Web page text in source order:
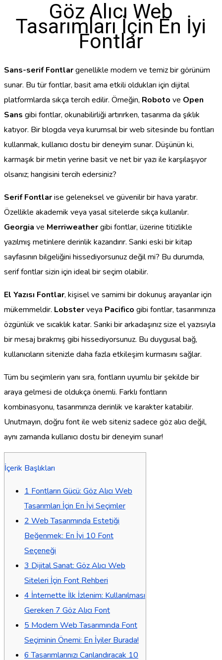
Göz Alıcı Web
Tasarımları İçin En İyi
Fontlar
Sans-serif Fontlargenellikle modern ve temiz bir görünüm
sunar. Bu tür fontlar, basit ama etkili oldukları için dijital
platformlarda sıkça tercih edilir. Örneğin, Roboto ve Open
Sans gibi fontlar, okunabilirliği artırırken, tasarıma da şıklık
katıyor. Bir blogda veya kurumsal bir web sitesinde bu fontları
kullanmak, kullanıcı dostu bir deneyim sunar. Düşünün ki,
karmaşık bir metin yerine basit ve net bir yazı ile karşılaşıyor
olsanız; hangisini tercih edersiniz?
Serif Fontlarise geleneksel ve güvenilir bir hava yaratır.
Özellikle akademik veya yasal sitelerde sıkça kullanılır.
Georgia ve Merriweathergibi fontlar, üzerine titizlikle
yazılmış metinlere derinlik kazandırır. Sanki eski bir kitap
sayfasının bilgeliğini hissediyorsunuz değil mi? Bu durumda,
serif fontlar sizin için ideal bir seçim olabilir.
El Yazısı Fontlar, kişisel ve samimi bir dokunuş arayanlar için
mükemmeldir. Lobsterveya Pacifico gibi fontlar, tasarımınıza
özgünlük ve sıcaklık katar. Sanki bir arkadaşınız size el yazısıyla
bir mesaj bırakmış gibi hissediyorsunuz. Bu duygusal bağ,
kullanıcıların sitenizle daha fazla etkileşim kurmasını sağlar.
Tüm bu seçimlerin yanı sıra, fontların uyumlu bir şekilde bir
araya gelmesi de oldukça önemli. Farklı fontların
kombinasyonu, tasarımınıza derinlik ve karakter katabilir.
Unutmayın, doğru font ile web siteniz sadece göz alıcı değil,
aynı zamanda kullanıcı dostu bir deneyim sunar!
İçerik Başlıkları
1 Fontların Gücü: Göz Alıcı Web
Tasarımları İçin En İyi Seçimler
2 Web Tasarımında Estetiği
Beğenmek: En İyi 10 Font
Seçeneği
3 Dijital Sanat: Göz Alıcı Web
Siteleri İçin Font Rehberi
4 İnternette İlk İzlenim: Kullanılması
Gereken 7 Göz Alıcı Font
5 Modern Web Tasarımında Font
Seçiminin Önemi: En İyiler Burada!
6Tasarımlarınızı Canlandıracak 10